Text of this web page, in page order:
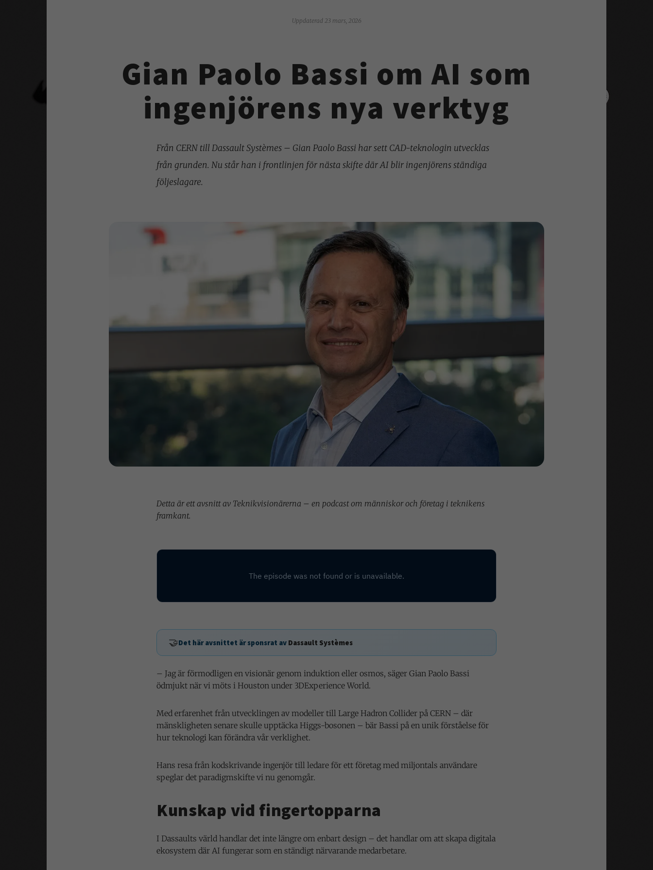
Uppdaterad 23 mars, 2026
Gian Paolo Bassi om AI som
ingenjörens nya verktyg
Från CERN till Dassault Systèmes – Gian Paolo Bassi har sett CAD-teknologin utvecklas
från grunden. Nu står han i frontlinjen för nästa skifte där AI blir ingenjörens ständiga
följeslagare.
Detta är ett avsnitt av Teknikvisionärerna – en podcast om människor och företag i teknikens
framkant.
🤝Det här avsnittet är sponsrat av Dassault Systèmes
– Jag är förmodligen en visionär genom induktion eller osmos, säger Gian Paolo Bassi
ödmjukt när vi möts i Houston under 3DExperience World.
Med erfarenhet från utvecklingen av modeller till Large Hadron Collider på CERN – där
mänskligheten senare skulle upptäcka Higgs-bosonen – bär Bassi på en unik förståelse för
hur teknologi kan förändra vår verklighet.
Hans resa från kodskrivande ingenjör till ledare för ett företag med miljontals användare
speglar det paradigmskifte vi nu genomgår.
Kunskap vid fingertopparna
I Dassaults värld handlar det inte längre om enbart design – det handlar om att skapa digitala
ekosystem där AI fungerar som en ständigt närvarande medarbetare.